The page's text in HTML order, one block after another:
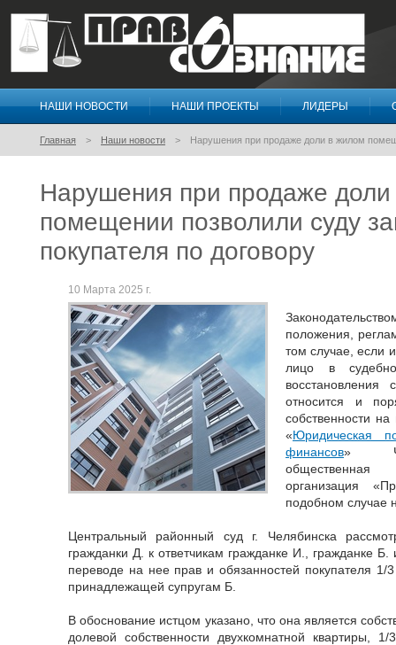
Правосознание
НАШИ НОВОСТИ НАШИ ПРОЕКТЫ ЛИДЕРЫ
Главная Наши новости Нарушения при продаже доли в жилом
Нарушения при продаже
помещении позволили суду
покупателя по договору
10 Марта 2025 г.
положения,
том случае, если
лицо в
относится и
собственности
«Юридическая
финансов»
общественная
организация
подобном случае
Центральный районный суд г. Челябинска
гражданки Д. к ответчикам гражданке И., гражданке
переводе на нее прав и обязанностей покупателя 1/
принадлежащей супругам Б.
В обоснование истцом указано, что она является
долевой собственности двухкомнатной квартиры,